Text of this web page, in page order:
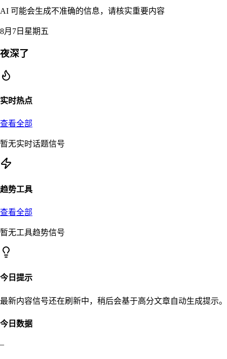
AI 可能会生成不准确的信息，请核实重要内容
8月7日星期五
夜深了
实时热点
查看全部
暂无实时话题信号
趋势工具
查看全部
暂无工具趋势信号
今日提示
最新内容信号还在刷新中，稍后会基于高分文章自动生成提示。
今日数据
–